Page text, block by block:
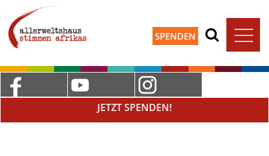
SPENDEN
JETZT SPENDEN!